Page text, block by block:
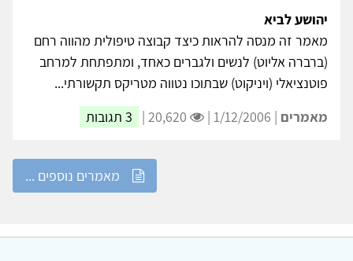
לביא
זה מנסה להראות כיצד קבוצה טיפולית מהווה רחם
אליוט) לנשים ולגברים כאחד, ומתפתחת למרחב
(ויניקוט) שבתוכו נטווה מטריקס תקשורתי...
| 1/12/2006 |
20,620 | 3 תגובות
מאמרים נוספים ...